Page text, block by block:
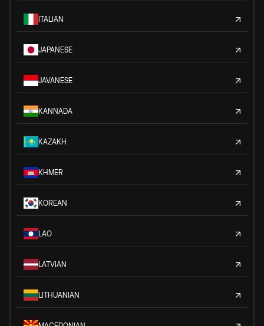
ITALIAN
JAPANESE
JAVANESE
KANNADA
KAZAKH
KHMER
KOREAN
LAO
LATVIAN
LITHUANIAN